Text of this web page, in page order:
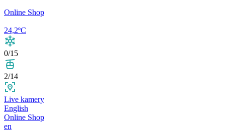
Online Shop
24,2ºC
0/15
2/14
Live kamery
English
Online Shop
en